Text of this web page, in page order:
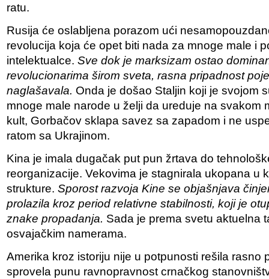
ratu.
Rusija će oslabljena porazom ući
revolucija koja će opet biti nada za mnoge male i
intelektualce. Sve dok je marksizam ostao
revolucionarima širom sveta, rasna pripadnost
naglašavala. Onda je došao Staljin koji je svojom
mnoge male narode u želji da ureduje na svakom
kult, Gorbačov sklapa savez sa zapadom i ne
ratom sa Ukrajinom.
Kina je imala dugačak put pun žrtava do
reorganizacije. Vekovima je stagnirala ukopana u
strukture. Sporost razvoja Kine se objašnjava
prolazila kroz period relativne stabilnosti, koji je
znake propadanja. Sada je prema svetu aktuelna
osvajačkim namerama.
Amerika kroz istoriju nije u potpunosti rešila rasno
sprovela punu ravnopravnost crnačkog